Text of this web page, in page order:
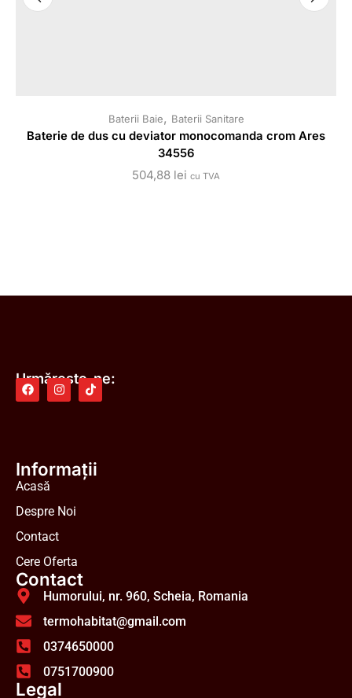
Baterii Baie, Baterii Sanitare
Baterie de dus cu deviator monocomanda crom Ares
34556
504,88 lei cu TVA
Urmărește-ne:
Informații
Acasă
Despre Noi
Contact
Cere Oferta
Contact
Humorului, nr. 960, Scheia, Romania
termohabitat@gmail.com
0374650000
0751700900
Legal